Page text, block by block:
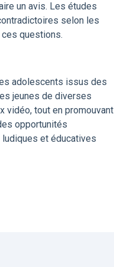
un avis. Les études
selon les
questions.
adolescents issus des
jeunes de diverses
vidéo, tout en promouvant
opportunités
et éducatives